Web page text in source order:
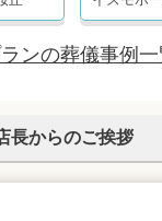
ンの葬儀事例
長からのご挨拶